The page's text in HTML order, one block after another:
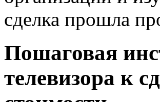
сделка прошла
Пошаговая
телевизора к